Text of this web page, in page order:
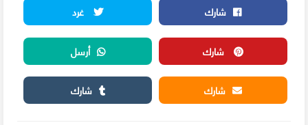
شارك
غرد
شارك
أرسل
شارك
شارك